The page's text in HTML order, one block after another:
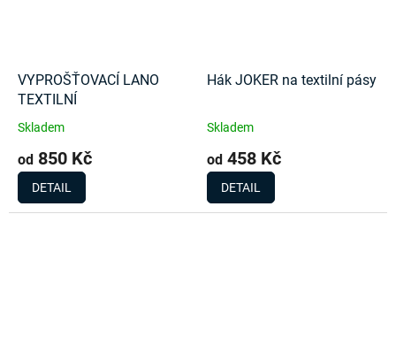
VYPROŠŤOVACÍ LANO
TEXTILNÍ
Skladem
od 850 Kč
DETAIL
Hák JOKER na textilní pásy
Skladem
od 458 Kč
DETAIL